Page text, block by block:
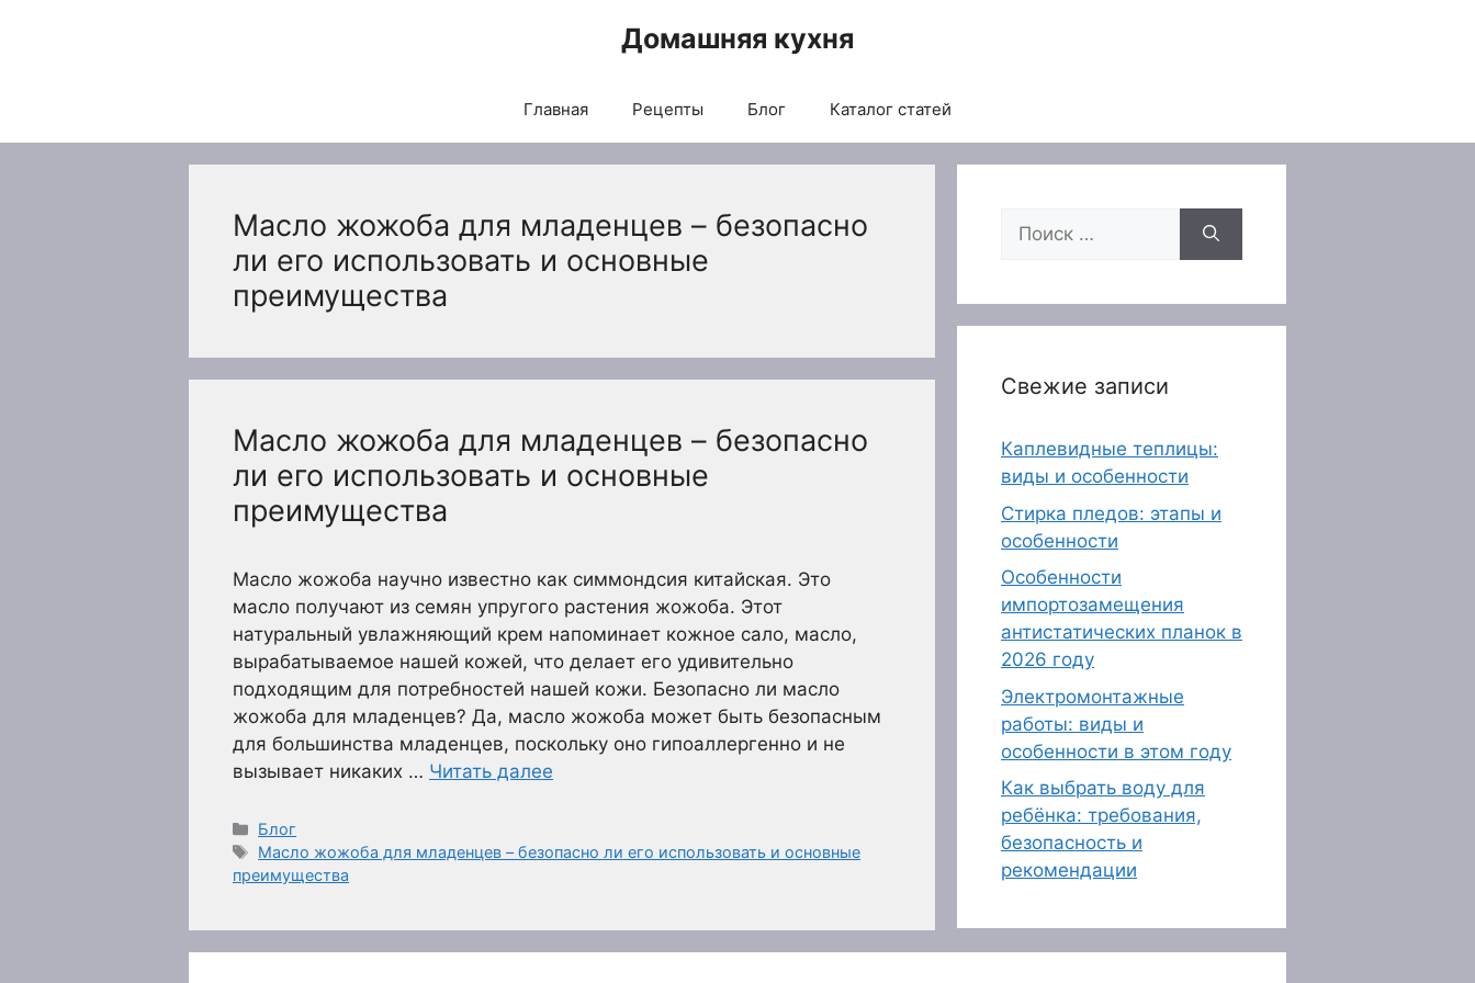
Домашняя кухня
Главная Рецепты Блог Каталог статей
Масло жожоба для младенцев – безопасно
ли его использовать и основные
преимущества
Масло жожоба для младенцев – безопасно
ли его использовать и основные
преимущества
Масло жожоба научно известно как симмондсия китайская. Это
масло получают из семян упругого растения жожоба. Этот
натуральный увлажняющий крем напоминает кожное сало, масло,
вырабатываемое нашей кожей, что делает его удивительно
подходящим для потребностей нашей кожи. Безопасно ли масло
жожоба для младенцев? Да, масло жожоба может быть безопасным
для большинства младенцев, поскольку оно гипоаллергенно и не
вызывает никаких … Читать далее
Рубрики
Блог
Метки
Масло жожоба для младенцев – безопасно ли его использовать и основные
преимущества
Поиск:
Свежие записи
Каплевидные теплицы:
виды и особенности
Стирка пледов: этапы и
особенности
Особенности
импортозамещения
антистатических планок в
2026 году
Электромонтажные
работы: виды и
особенности в этом году
Как выбрать воду для
ребёнка: требования,
безопасность и
рекомендации